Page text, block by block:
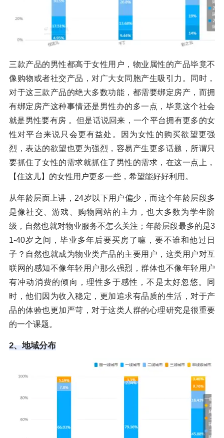
三款产品的男性都高于女性用户，物业属性的产品毕竟不
像购物或者社交产品，对广大女同胞产生吸引力。同时，
对于这三款产品的绝大多数功能，都需要绑定房产，而拥
有绑定房产这种事情还是男性办的多一点，毕竟这个社会
就是男性要有房 。但是话说回来，一个平台拥有更多的女
性对平台来说只会更有益处。因为女性的购买欲望更强
烈，表达的欲望也更为强烈，容易产生更多话题，所谓只
要抓住了女性的需求就抓住了男性的需求，在这一点上，
【住这儿】的女性用户更多一些，希望能好好利用。
从年龄层面上讲，24岁以下用户偏少，而这个年龄层段多
是像社交、游戏、购物网站的主力，也大多数为学生阶
级，自然也就对物业服务不怎么关注；年龄层段最多的是3
1-40岁之间，毕业多年后要买房了嘛，要不谁和他过日
子？自然也就成为物业类产品的主要用户，这类用户对互
联网的感知不像年轻用户那么强烈，群体也不像年轻用户
有冲动消费的倾向，理性多于感性，不是太好忽悠。同
时，他们因为收入稳定，更加追求有品质的生活，对于产
品的体验也更加严苛，对于这类人群的心理研究是很重要
的一个课题。
2、地域分布